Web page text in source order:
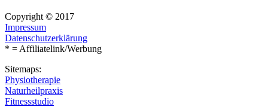
Copyright © 2017
Impressum
Datenschutzerklärung
* = Affiliatelink/Werbung
Sitemaps:
Physiotherapie
Naturheilpraxis
Fitnessstudio